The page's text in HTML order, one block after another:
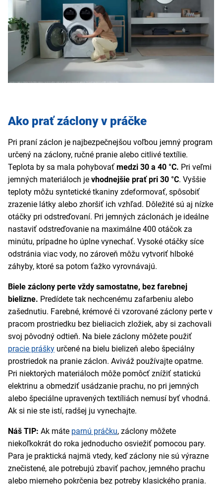
Ako prať záclony v práčke
Pri praní záclon je najbezpečnejšou voľbou jemný program
určený na záclony, ručné pranie alebo citlivé textílie.
Teplota by sa mala pohybovať medzi 30 a 40 °C. Pri veľmi
jemných materiáloch je vhodnejšie prať pri 30 °C. Vyššie
teploty môžu syntetické tkaniny zdeformovať, spôsobiť
zrazenie látky alebo zhoršiť ich vzhľad. Dôležité sú aj nízke
otáčky pri odstreďovaní. Pri jemných záclonách je ideálne
nastaviť odstreďovanie na maximálne 400 otáčok za
minútu, prípadne ho úplne vynechať. Vysoké otáčky síce
odstránia viac vody, no zároveň môžu vytvoriť hlboké
záhyby, ktoré sa potom ťažko vyrovnávajú.
Biele záclony perte vždy samostatne, bez farebnej
bielizne. Predídete tak nechcenému zafarbeniu alebo
zašednutiu. Farebné, krémové či vzorované záclony perte v
pracom prostriedku bez bieliacich zložiek, aby si zachovali
svoj pôvodný odtieň. Na biele záclony môžete použiť
pracie prášky určené na bielu bielizeň alebo špeciálny
prostriedok na pranie záclon. Aviváž používajte opatrne.
Pri niektorých materiáloch môže pomôcť znížiť statickú
elektrinu a obmedziť usádzanie prachu, no pri jemných
alebo špeciálne upravených textíliách nemusí byť vhodná.
Ak si nie ste istí, radšej ju vynechajte.
Náš TIP: Ak máte parnú práčku, záclony môžete
niekoľkokrát do roka jednoducho osviežiť pomocou pary.
Para je praktická najmä vtedy, keď záclony nie sú výrazne
znečistené, ale potrebujú zbaviť pachov, jemného prachu
alebo mierneho pokrčenia bez potreby klasického prania.